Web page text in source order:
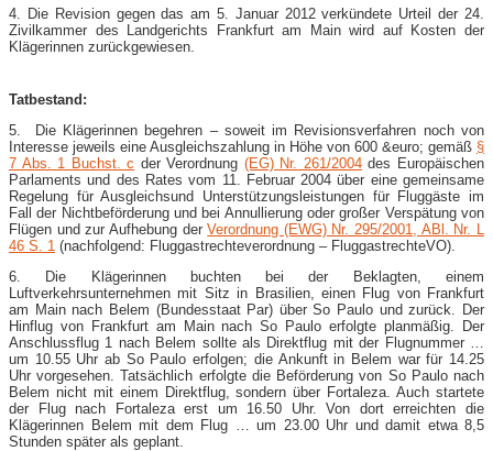
4. Die Revision gegen das am 5. Januar 2012 verkündete Urteil der 24.
Zivilkammer des Landgerichts Frankfurt am Main wird auf Kosten der
Klägerinnen zurückgewiesen.
Tatbestand:
5. Die Klägerinnen begehren – soweit im Revisionsverfahren noch von
Interesse jeweils eine Ausgleichszahlung in Höhe von 600 &euro; gemäß §
7 Abs. 1 Buchst. c der Verordnung (EG) Nr. 261/2004des Europäischen
Parlaments und des Rates vom 11. Februar 2004 über eine gemeinsame
Regelung für Ausgleichsund Unterstützungsleistungen für Fluggäste im
Fall der Nichtbeförderung und bei Annullierung oder großer Verspätung von
Flügen und zur Aufhebung derVerordnung (EWG) Nr. 295/2001, ABl. Nr. L
46 S. 1 (nachfolgend: Fluggastrechteverordnung – FluggastrechteVO).
6. Die Klägerinnen buchten bei der Beklagten, einem
Luftverkehrsunternehmen mit Sitz in Brasilien, einen Flug von Frankfurt
am Main nach Belem (Bundesstaat Par) über So Paulo und zurück. Der
Hinflug von Frankfurt am Main nach So Paulo erfolgte planmäßig. Der
Anschlussflug 1 nach Belem sollte als Direktflug mit der Flugnummer …
um 10.55 Uhr ab So Paulo erfolgen; die Ankunft in Belem war für 14.25
Uhr vorgesehen. Tatsächlich erfolgte die Beförderung von So Paulo nach
Belem nicht mit einem Direktflug, sondern über Fortaleza. Auch startete
der Flug nach Fortaleza erst um 16.50 Uhr. Von dort erreichten die
Klägerinnen Belem mit dem Flug … um 23.00 Uhr und damit etwa 8,5
Stunden später als geplant.